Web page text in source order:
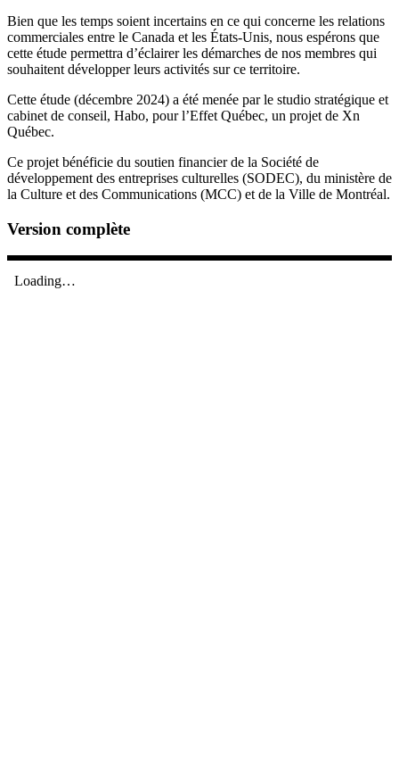
Bien que les temps soient incertains en ce qui concerne les relations
commerciales entre le Canada et les États-Unis, nous espérons que
cette étude permettra d’éclairer les démarches de nos membres qui
souhaitent développer leurs activités sur ce territoire.
Cette étude (décembre 2024) a été menée par le studio stratégique et
cabinet de conseil, Habo, pour l’Effet Québec, un projet de Xn
Québec.
Ce projet bénéficie du soutien financier de la Société de
développement des entreprises culturelles (SODEC), du ministère de
la Culture et des Communications (MCC) et de la Ville de Montréal.
Version complète